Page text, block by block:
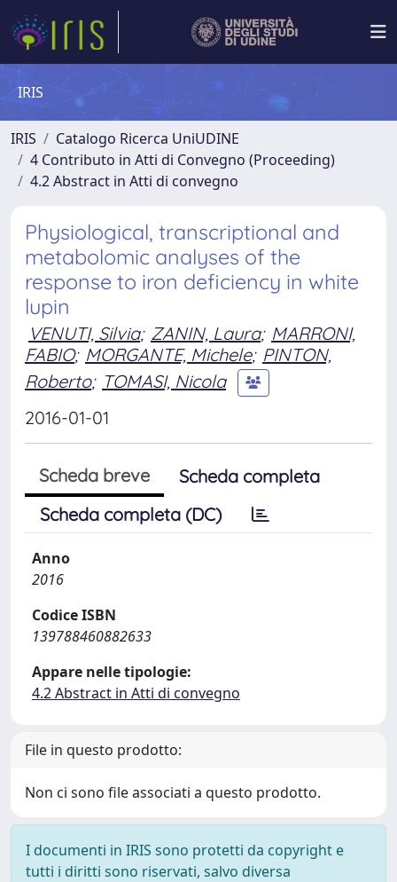
IRIS
IRIS
Catalogo Ricerca UniUDINE
4 Contributo in Atti di Convegno (Proceeding)
4.2 Abstract in Atti di convegno
Physiological, transcriptional and
metabolomic analyses of the
response to iron deficiency in white
lupin
VENUTI, Silvia; ZANIN, Laura; MARRONI,
FABIO; MORGANTE, Michele; PINTON,
Roberto; TOMASI, Nicola
2016-01-01
Scheda breve
Scheda completa
Scheda completa (DC)
Anno
2016
Codice ISBN
139788460882633
Appare nelle tipologie:
4.2 Abstract in Atti di convegno
File in questo prodotto:
Non ci sono file associati a questo prodotto.
I documenti in IRIS sono protetti da copyright e
tutti i diritti sono riservati, salvo diversa